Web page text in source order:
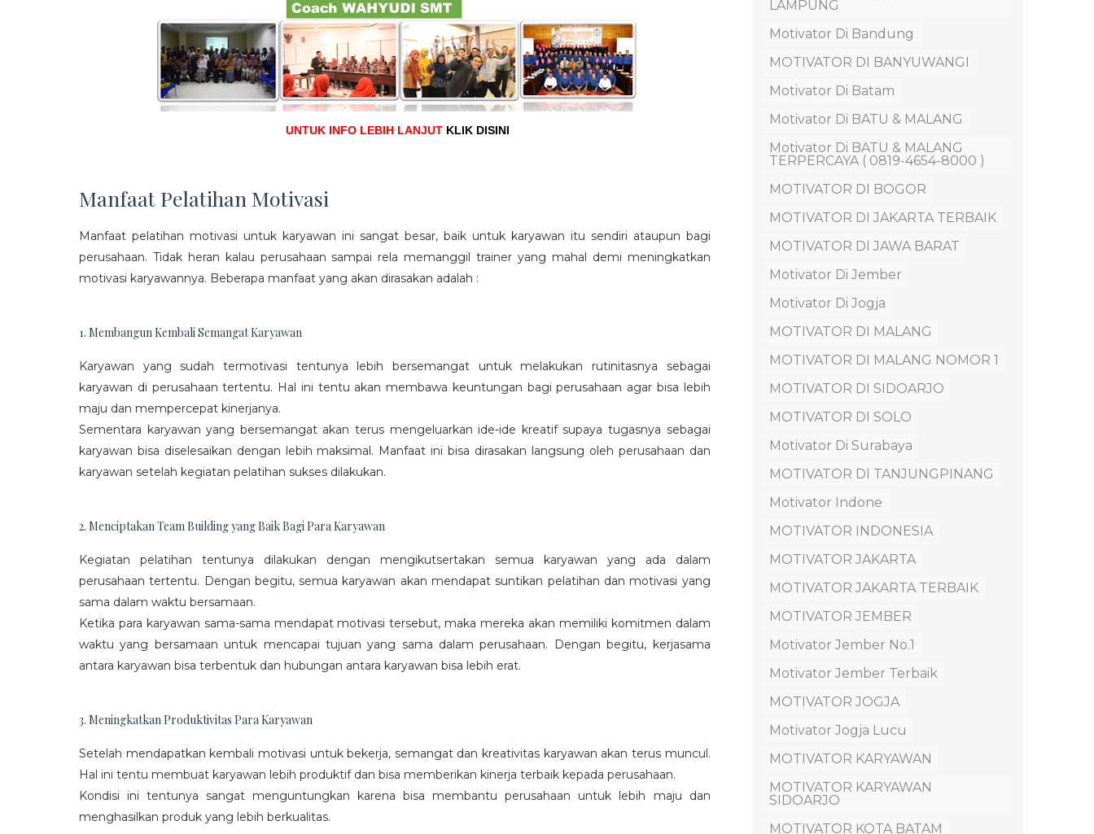
UNTUK INFO LEBIH LANJUT KLIK DISINI
Manfaat Pelatihan Motivasi
Manfaat pelatihan motivasi untuk karyawan ini sangat besar, baik untuk karyawan itu sendiri ataupun bagi
perusahaan. Tidak heran kalau perusahaan sampai rela memanggil trainer yang mahal demi meningkatkan
motivasi karyawannya. Beberapa manfaat yang akan dirasakan adalah :
1. Membangun Kembali Semangat Karyawan
Karyawan yang sudah termotivasi tentunya lebih bersemangat untuk melakukan rutinitasnya sebagai
karyawan di perusahaan tertentu. Hal ini tentu akan membawa keuntungan bagi perusahaan agar bisa lebih
maju dan mempercepat kinerjanya.
Sementara karyawan yang bersemangat akan terus mengeluarkan ide-ide kreatif supaya tugasnya sebagai
karyawan bisa diselesaikan dengan lebih maksimal. Manfaat ini bisa dirasakan langsung oleh perusahaan dan
karyawan setelah kegiatan pelatihan sukses dilakukan.
2. Menciptakan Team Building yang Baik Bagi Para Karyawan
Kegiatan pelatihan tentunya dilakukan dengan mengikutsertakan semua karyawan yang ada dalam
perusahaan tertentu. Dengan begitu, semua karyawan akan mendapat suntikan pelatihan dan motivasi yang
sama dalam waktu bersamaan.
Ketika para karyawan sama-sama mendapat motivasi tersebut, maka mereka akan memiliki komitmen dalam
waktu yang bersamaan untuk mencapai tujuan yang sama dalam perusahaan. Dengan begitu, kerjasama
antara karyawan bisa terbentuk dan hubungan antara karyawan bisa lebih erat.
3. Meningkatkan Produktivitas Para Karyawan
Setelah mendapatkan kembali motivasi untuk bekerja, semangat dan kreativitas karyawan akan terus muncul.
Hal ini tentu membuat karyawan lebih produktif dan bisa memberikan kinerja terbaik kepada perusahaan.
Kondisi ini tentunya sangat menguntungkan karena bisa membantu perusahaan untuk lebih maju dan
menghasilkan produk yang lebih berkualitas.
LAMPUNG
Motivator Di Bandung
MOTIVATOR DI BANYUWANGI
Motivator Di Batam
Motivator Di BATU & MALANG
Motivator Di BATU & MALANG
TERPERCAYA ( 0819-4654-8000 )
MOTIVATOR DI BOGOR
MOTIVATOR DI JAKARTA TERBAIK
MOTIVATOR DI JAWA BARAT
Motivator Di Jember
Motivator Di Jogja
MOTIVATOR DI MALANG
MOTIVATOR DI MALANG NOMOR 1
MOTIVATOR DI SIDOARJO
MOTIVATOR DI SOLO
Motivator Di Surabaya
MOTIVATOR DI TANJUNGPINANG
Motivator Indone
MOTIVATOR INDONESIA
MOTIVATOR JAKARTA
MOTIVATOR JAKARTA TERBAIK
MOTIVATOR JEMBER
Motivator Jember No.1
Motivator Jember Terbaik
MOTIVATOR JOGJA
Motivator Jogja Lucu
MOTIVATOR KARYAWAN
MOTIVATOR KARYAWAN
SIDOARJO
MOTIVATOR KOTA BATAM